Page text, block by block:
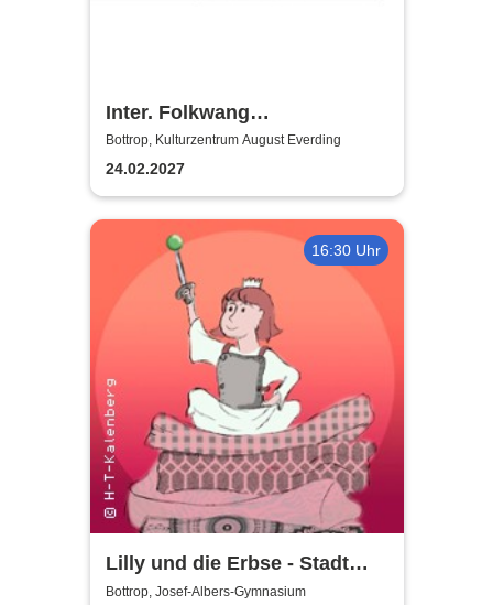
Inter. Folkwang
Gitarrenfestival "On Tour"
Bottrop, Kulturzentrum August Everding
24.02.2027
16:30 Uhr
Lilly und die Erbse - Stadt
Bottrop
Bottrop, Josef-Albers-Gymnasium